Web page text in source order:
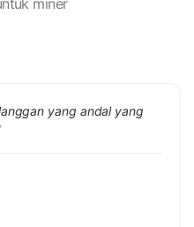
yang andal yang